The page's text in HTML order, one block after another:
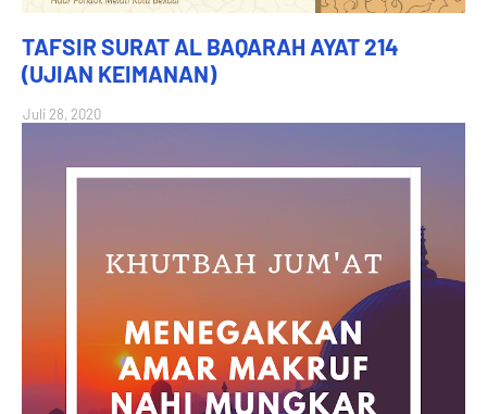
TAFSIR SURAT AL BAQARAH AYAT 214
(UJIAN KEIMANAN)
Juli 28, 2020